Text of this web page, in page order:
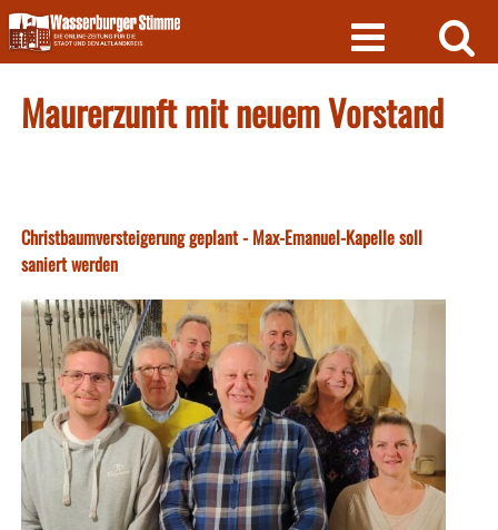
Skip
to
content
Maurerzunft mit neuem Vorstand
Christbaumversteigerung geplant - Max-Emanuel-Kapelle soll
saniert werden